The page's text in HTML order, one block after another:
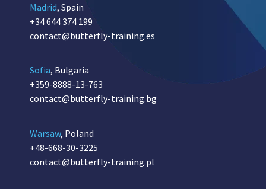
Madrid, Spain
+34 644 374 199
contact@butterfly-training.es
Sofia, Bulgaria
+359-8888-13-763
contact@butterfly-training.bg
Warsaw, Poland
+48-668-30-3225
contact@butterfly-training.pl